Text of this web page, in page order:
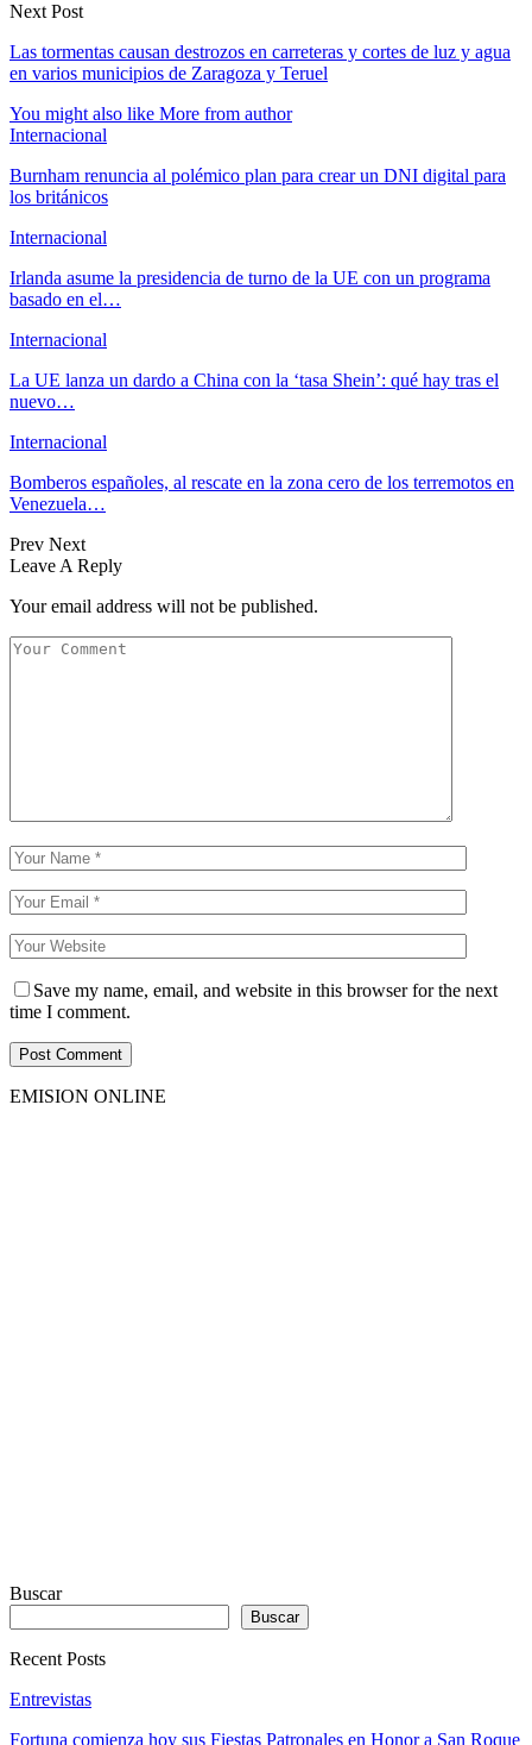
Next Post
Las tormentas causan destrozos en carreteras y cortes de luz y agua
en varios municipios de Zaragoza y Teruel
You might also like More from author
Internacional
Burnham renuncia al polémico plan para crear un DNI digital para
los británicos
Internacional
Irlanda asume la presidencia de turno de la UE con un programa
basado en el…
Internacional
La UE lanza un dardo a China con la ‘tasa Shein’: qué hay tras el
nuevo…
Internacional
Bomberos españoles, al rescate en la zona cero de los terremotos en
Venezuela…
Prev Next
Leave A Reply
Your email address will not be published.
Save my name, email, and website in this browser for the next
time I comment.
EMISION ONLINE
Buscar
Buscar
Recent Posts
Entrevistas
Fortuna comienza hoy sus Fiestas Patronales en Honor a San Roque